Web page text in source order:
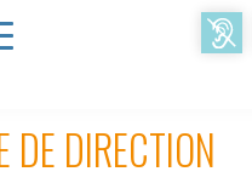
Offres
DE DIRECTION